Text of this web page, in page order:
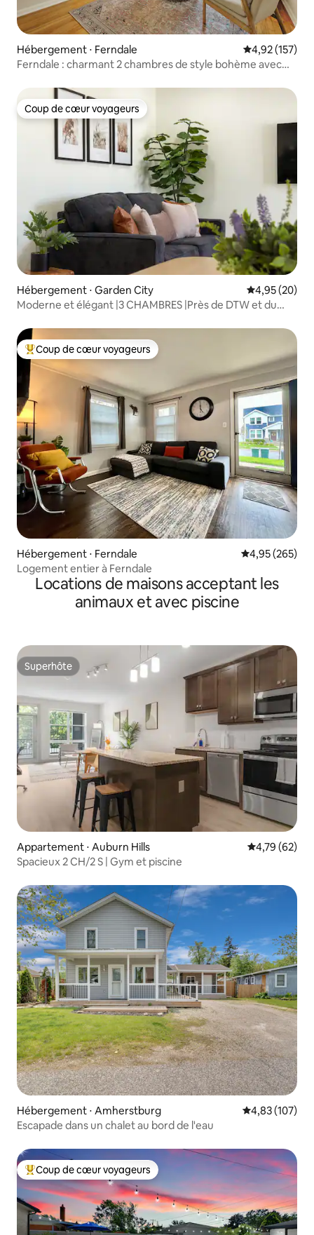
Hébergement ⋅ Ferndale Évaluation
4,92 (157)
Ferndale : charmant 2 chambres de style bohème avec
Coup de cœur voyageurs
Coup de cœur voyageurs
Hébergement ⋅ Garden City Évaluation
4,95 (20)
Moderne et élégant |3 CHAMBRES |Près de DTW et du
Coups de cœur voyageurs les plus appréciés
Coup de cœur voyageurs
Hébergement ⋅ Ferndale Évaluation
4,95 (265)
Logement entier à Ferndale
Locations de maisons acceptant les
animaux et avec piscine
Superhôte
Superhôte
Appartement ⋅ Auburn Hills Évaluation
4,79 (62)
Spacieux 2 CH/2 S | Gym et piscine
Hébergement ⋅ Amherstburg Évaluation
4,83 (107)
Escapade dans un chalet au bord de l'eau
Coups de cœur voyageurs les plus appréciés
Coup de cœur voyageurs